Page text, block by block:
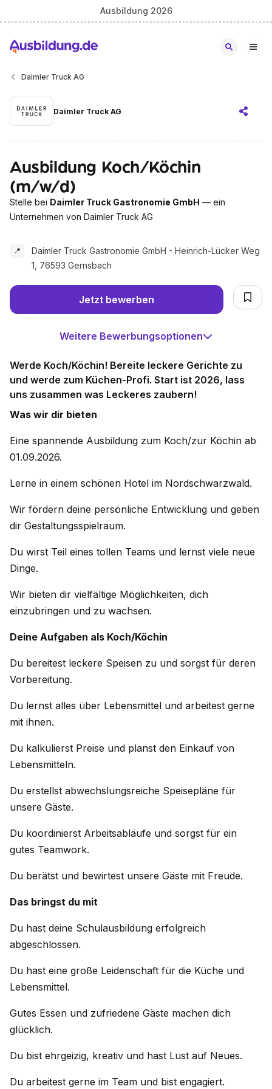
Ausbildung 2026
Daimler Truck AG
Daimler Truck AG
Ausbildung Koch/Köchin
(m/w/d)
Stelle bei Daimler Truck Gastronomie GmbH — ein
Unternehmen von Daimler Truck AG
📍
Daimler Truck Gastronomie GmbH - Heinrich-Lücker Weg
1, 76593 Gernsbach
Jetzt bewerben
Weitere Bewerbungsoptionen
Werde Koch/Köchin! Bereite leckere Gerichte zu
und werde zum Küchen-Profi. Start ist 2026, lass
uns zusammen was Leckeres zaubern!
Was wir dir bieten
Eine spannende Ausbildung zum Koch/zur Köchin ab
01.09.2026.
Lerne in einem schönen Hotel im Nordschwarzwald.
Wir fördern deine persönliche Entwicklung und geben
dir Gestaltungsspielraum.
Du wirst Teil eines tollen Teams und lernst viele neue
Dinge.
Wir bieten dir vielfältige Möglichkeiten, dich
einzubringen und zu wachsen.
Deine Aufgaben als Koch/Köchin
Du bereitest leckere Speisen zu und sorgst für deren
Vorbereitung.
Du lernst alles über Lebensmittel und arbeitest gerne
mit ihnen.
Du kalkulierst Preise und planst den Einkauf von
Lebensmitteln.
Du erstellst abwechslungsreiche Speisepläne für
unsere Gäste.
Du koordinierst Arbeitsabläufe und sorgst für ein
gutes Teamwork.
Du berätst und bewirtest unsere Gäste mit Freude.
Das bringst du mit
Du hast deine Schulausbildung erfolgreich
abgeschlossen.
Du hast eine große Leidenschaft für die Küche und
Lebensmittel.
Gutes Essen und zufriedene Gäste machen dich
glücklich.
Du bist ehrgeizig, kreativ und hast Lust auf Neues.
Du arbeitest gerne im Team und bist engagiert.